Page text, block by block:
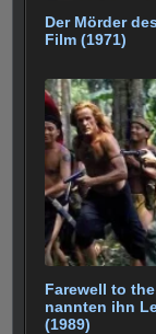
Der Mörder
Film (1971)
Farewell to
nannten ihn
(1989)